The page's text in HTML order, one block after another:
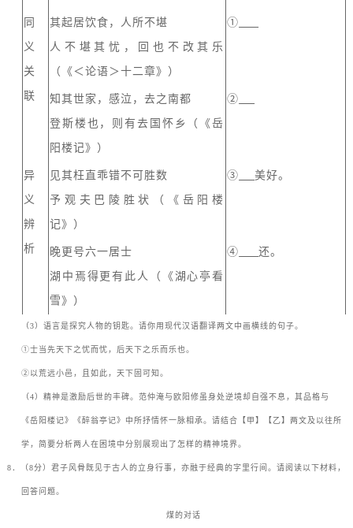
同
义
关
联
其起居饮食，人所不堪
人不堪其忧，回也不改其乐
（《＜论语＞十二章》）
①
知其世家，感泣，去之南都
登斯楼也，则有去国怀乡（《岳
阳楼记》）
②
异
义
辨
析
见其枉直乖错不可胜数
予观夫巴陵胜状（《岳阳楼
记》）
③ 美好。
晚更号六一居士
湖中焉得更有此人（《湖心亭看
雪》）
④ 还。
（3）语言是探究人物的钥匙。请你用现代汉语翻译两文中画横线的句子。
①士当先天下之忧而忧，后天下之乐而乐也。
②以荒远小邑，且如此，天下固可知。
（4）精神是激励后世的丰碑。范仲淹与欧阳修虽身处逆境却自强不息，其品格与
《岳阳楼记》《醉翁亭记》中所抒情怀一脉相承。请结合【甲】【乙】两文及以往所
学，简要分析两人在困境中分别展现出了怎样的精神境界。
8 ．（8分）君子风骨既见于古人的立身行事，亦融于经典的字里行间。请阅读以下材料，
回答问题。
煤的对话